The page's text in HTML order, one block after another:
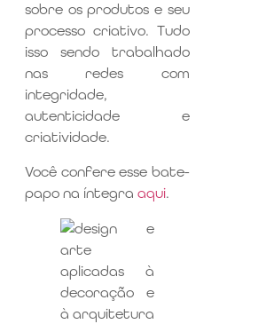
sobre os produtos e seu
processo criativo. Tudo
isso sendo trabalhado
nas redes com
integridade,
autenticidade e
criatividade.
Você confere esse bate-
papo na íntegra aqui.